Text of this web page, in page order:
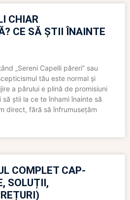
CHIAR
CE SĂ ȘTII ÎNAINTE
„Sereni Capelli păreri” sau
tău este normal și
a părului e plină de promisiuni
știi la ce te înhami înainte să
direct, fără să înfrumusețăm
COMPLET CAP-
SOLUȚII,